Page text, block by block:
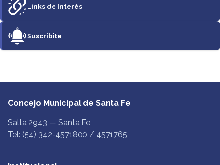
Links de Interés
Suscribite
Concejo Municipal de Santa Fe
Salta 2943 — Santa Fe
Tel: (54) 342-4571800 / 4571765